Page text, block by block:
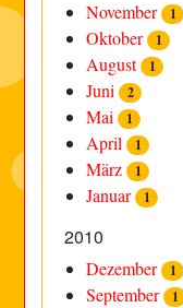
November 1
Oktober 1
August 1
Juni 2
Mai 1
April 1
März 1
Januar 1
2010
Dezember 1
September 1